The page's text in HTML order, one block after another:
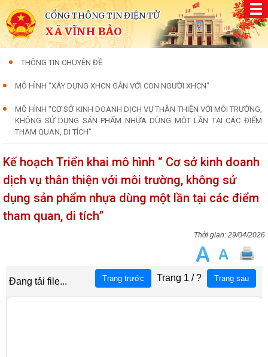
CỔNG THÔNG TIN ĐIỆN TỬ
XÃ VĨNH BẢO
THÔNG TIN CHUYÊN ĐỀ
MÔ HÌNH "XÂY DỰNG XHCN GẮN VỚI CON NGƯỜI XHCN"
MÔ HÌNH "CƠ SỞ KINH DOANH DỊCH VỤ THÂN THIỆN VỚI MÔI TRƯỜNG,
KHÔNG SỬ DỤNG SẢN PHẨM NHỰA DÙNG MỘT LẦN TẠI CÁC ĐIỂM
THAM QUAN, DI TÍCH"
Kế hoạch Triển khai mô hình “ Cơ sở kinh doanh
dịch vụ thân thiện với môi trường, không sử
dụng sản phẩm nhựa dùng một lần tại các điểm
tham quan, di tích”
29/04/2026